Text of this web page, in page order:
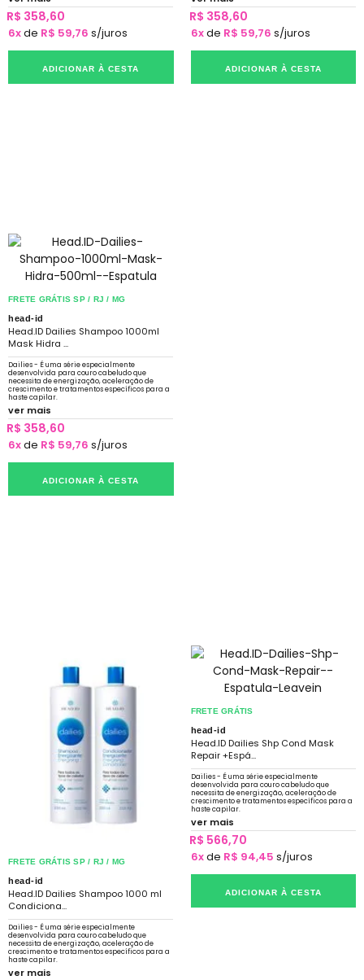
R$ 358,60
6xde R$ 59,76 s/juros
ADICIONAR À CESTA
R$ 358,60
6xde R$ 59,76 s/juros
ADICIONAR À CESTA
FRETE GRÁTIS SP / RJ / MG
head-id
Head.ID Dailies Shampoo 1000ml
Mask Hidra ...
Dailies - É uma série especialmente
desenvolvida para couro cabeludo que
necessita de energização, aceleração de
crescimento e tratamentos específicos para a
haste capilar.
ver mais
R$ 358,60
6xde R$ 59,76 s/juros
ADICIONAR À CESTA
FRETE GRÁTIS SP / RJ / MG
head-id
Head.ID Dailies Shampoo 1000 ml
Condiciona...
Dailies - É uma série especialmente
desenvolvida para couro cabeludo que
necessita de energização, aceleração de
crescimento e tratamentos específicos para a
haste capilar.
ver mais
FRETE GRÁTIS
head-id
Head.ID Dailies Shp Cond Mask
Repair +Espá...
Dailies - É uma série especialmente
desenvolvida para couro cabeludo que
necessita de energização, aceleração de
crescimento e tratamentos específicos para a
haste capilar.
ver mais
R$ 566,70
6xde R$ 94,45 s/juros
ADICIONAR À CESTA